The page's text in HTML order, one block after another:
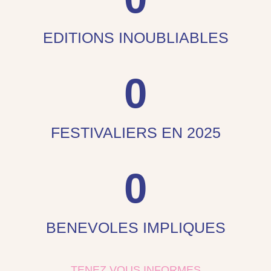
EDITIONS INOUBLIABLES
FESTIVALIERS EN 2025
0
BENEVOLES IMPLIQUES
0